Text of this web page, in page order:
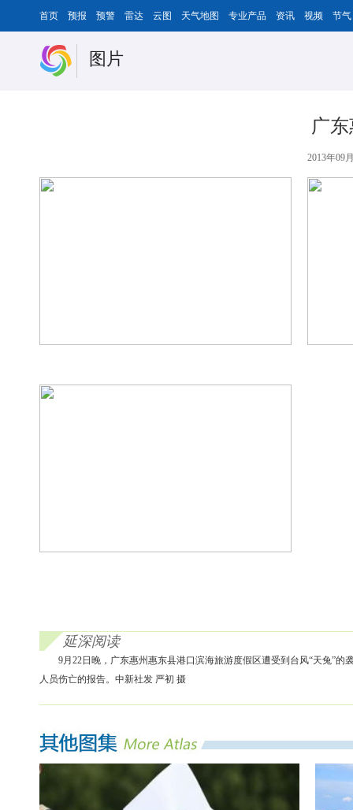
首页 预报 预警 雷达 云图 天气地图 专业产品 资讯 视频 节气
图片
广
2013年09
延深阅读
9月22日晚，广东惠州惠东县港口滨海旅游度假区遭受到台风“天兔”
人员伤亡的报告。中新社发 严初 摄